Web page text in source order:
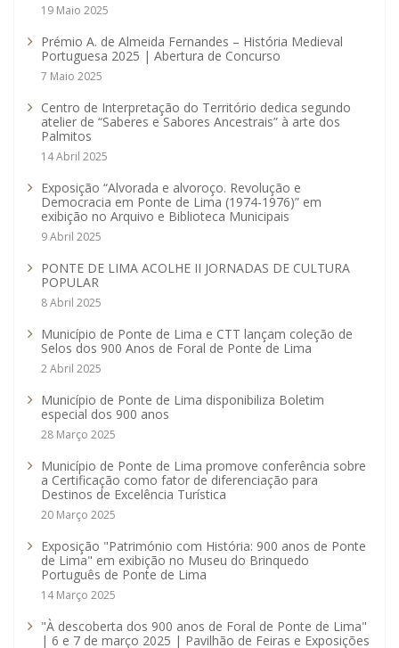
19 Maio 2025
Prémio A. de Almeida Fernandes – História Medieval
Portuguesa 2025 | Abertura de Concurso
7 Maio 2025
Centro de Interpretação do Território dedica segundo
atelier de “Saberes e Sabores Ancestrais” à arte dos
Palmitos
14 Abril 2025
Exposição “Alvorada e alvoroço. Revolução e
Democracia em Ponte de Lima (1974-1976)” em
exibição no Arquivo e Biblioteca Municipais
9 Abril 2025
PONTE DE LIMA ACOLHE II JORNADAS DE CULTURA
POPULAR
8 Abril 2025
Município de Ponte de Lima e CTT lançam coleção de
Selos dos 900 Anos de Foral de Ponte de Lima
2 Abril 2025
Município de Ponte de Lima disponibiliza Boletim
especial dos 900 anos
28 Março 2025
Município de Ponte de Lima promove conferência sobre
a Certificação como fator de diferenciação para
Destinos de Excelência Turística
20 Março 2025
Exposição "Património com História: 900 anos de Ponte
de Lima" em exibição no Museu do Brinquedo
Português de Ponte de Lima
14 Março 2025
"À descoberta dos 900 anos de Foral de Ponte de Lima"
| 6 e 7 de março 2025 | Pavilhão de Feiras e Exposições